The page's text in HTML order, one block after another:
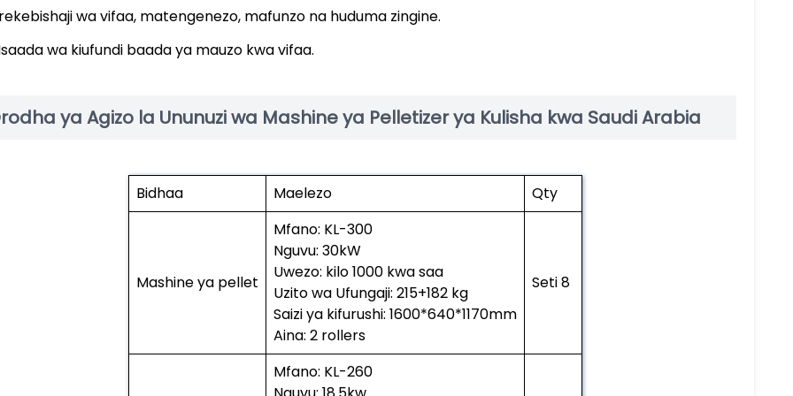
wa vifaa, matengenezo, mafunzo na huduma zingine.
wa kiufundi baada ya mauzo kwa vifaa.
ya Agizo la Ununuzi wa Mashine ya Pelletizer ya Kulisha kwa Saudi Arabia
Bidhaa Maelezo Qty
Mashine ya pellet
Mfano: KL-300
Nguvu: 30kW
Uwezo: kilo 1000 kwa saa
Uzito wa Ufungaji: 215+182 kg
Saizi ya kifurushi: 1600*640*1170mm
Aina: 2 rollers
Seti 8
Mfano: KL-260